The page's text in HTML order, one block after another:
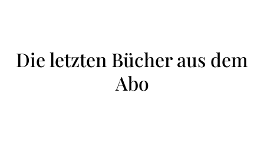
Die letzten Bücher aus dem
Abo